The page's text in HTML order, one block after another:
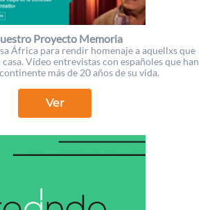
Proyecto Memoria
África para rendir homenaje a aquellxs que
Vídeo entrevistas con españoles que han
más de 20 años de su vida.
Ver